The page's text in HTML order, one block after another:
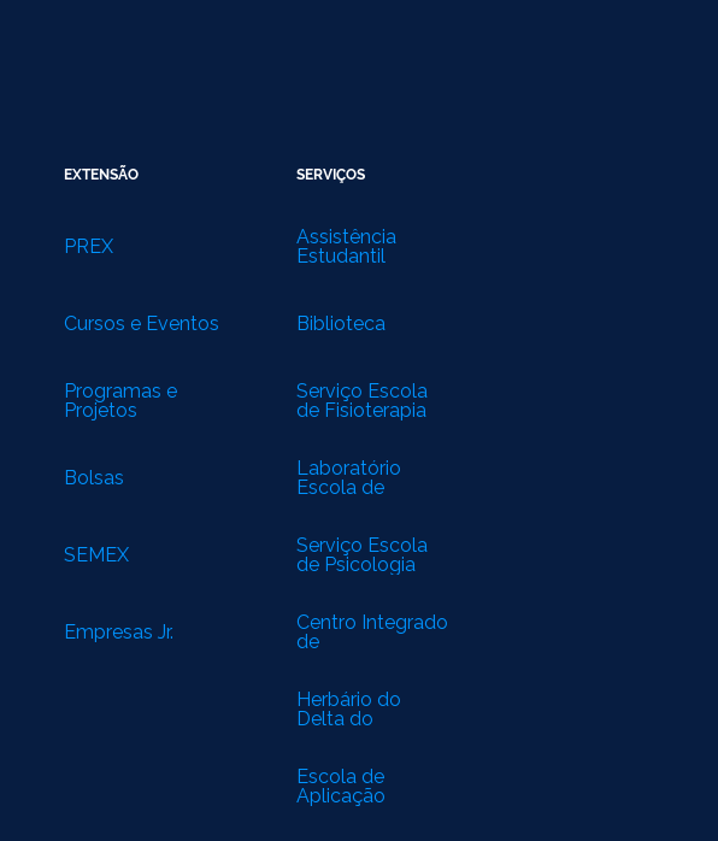
EXTENSÃO
PREX
Cursos e Eventos
Programas e
Projetos
Bolsas
SEMEX
Empresas Jr.
SERVIÇOS
Assistência
Estudantil
Biblioteca
Serviço Escola
de Fisioterapia
Laboratório
Escola de
Serviço Escola
de Psicologia
Centro Integrado
de
Herbário do
Delta do
Escola de
Aplicação